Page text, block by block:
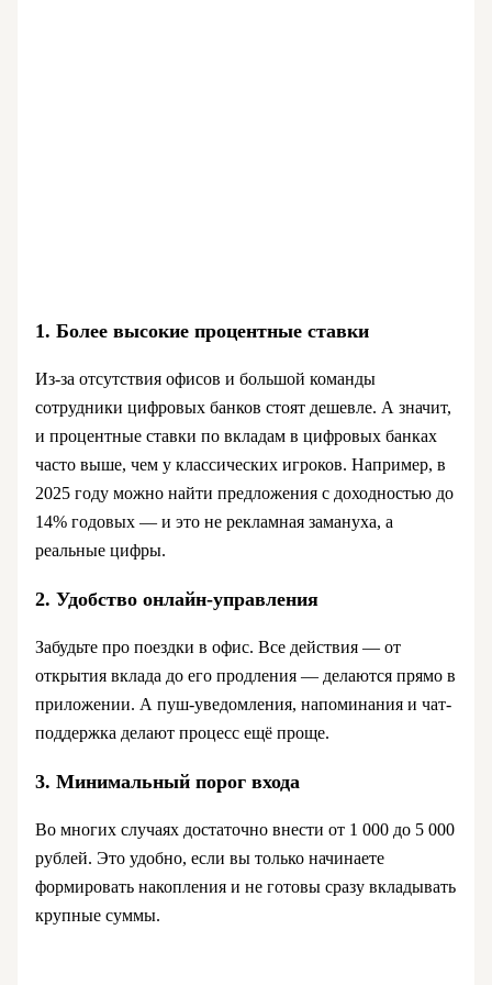
1. Более высокие процентные ставки
Из-за отсутствия офисов и большой команды
сотрудники цифровых банков стоят дешевле. А значит,
и процентные ставки по вкладам в цифровых банках
часто выше, чем у классических игроков. Например, в
2025 году можно найти предложения с доходностью до
14% годовых — и это не рекламная замануха, а
реальные цифры.
2. Удобство онлайн-управления
Забудьте про поездки в офис. Все действия — от
открытия вклада до его продления — делаются прямо в
приложении. А пуш-уведомления, напоминания и чат-
поддержка делают процесс ещё проще.
3. Минимальный порог входа
Во многих случаях достаточно внести от 1 000 до 5 000
рублей. Это удобно, если вы только начинаете
формировать накопления и не готовы сразу вкладывать
крупные суммы.